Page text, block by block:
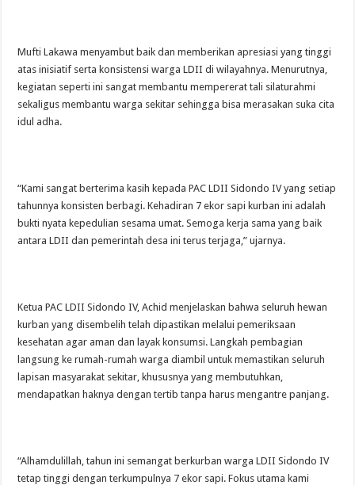
Mufti Lakawa menyambut baik dan memberikan apresiasi yang tinggi
atas inisiatif serta konsistensi warga LDII di wilayahnya. Menurutnya,
kegiatan seperti ini sangat membantu mempererat tali silaturahmi
sekaligus membantu warga sekitar sehingga bisa merasakan suka cita
idul adha.
“Kami sangat berterima kasih kepada PAC LDII Sidondo IV yang setiap
tahunnya konsisten berbagi. Kehadiran 7 ekor sapi kurban ini adalah
bukti nyata kepedulian sesama umat. Semoga kerja sama yang baik
antara LDII dan pemerintah desa ini terus terjaga,” ujarnya.
Ketua PAC LDII Sidondo IV, Achid menjelaskan bahwa seluruh hewan
kurban yang disembelih telah dipastikan melalui pemeriksaan
kesehatan agar aman dan layak konsumsi. Langkah pembagian
langsung ke rumah-rumah warga diambil untuk memastikan seluruh
lapisan masyarakat sekitar, khususnya yang membutuhkan,
mendapatkan haknya dengan tertib tanpa harus mengantre panjang.
“Alhamdulillah, tahun ini semangat berkurban warga LDII Sidondo IV
tetap tinggi dengan terkumpulnya 7 ekor sapi. Fokus utama kami